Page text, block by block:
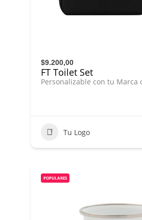
$9.200,00
FT Toilet Set
Personalizable con tu Marca
Tu Logo
POPULARES